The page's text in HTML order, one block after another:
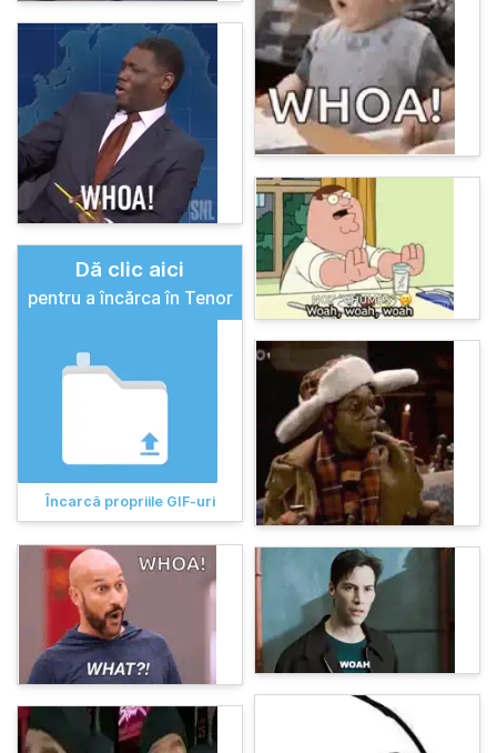
Dă clic aici
pentru a încărca în Tenor
Încarcă propriile GIF-uri